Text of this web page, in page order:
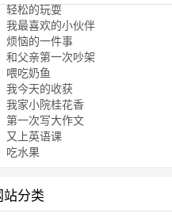
轻松的玩耍
我最喜欢的小伙伴
烦恼的一件事
和父亲第一次吵架
喂吃奶鱼
我今天的收获
我家小院桂花香
第一次写大作文
又上英语课
吃水果
站分类